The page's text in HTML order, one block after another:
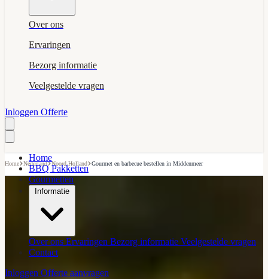
Over ons
Ervaringen
Bezorg informatie
Veelgestelde vragen
Inloggen Offerte
Home
BBQ Pakketten
Gourmetten
Informatie
Over ons Ervaringen Bezorg informatie Veelgestelde vragen
Contact
Inloggen Offerte aanvragen
Home›Nederland›Noord-Holland›Gourmet en barbecue bestellen in Middenmeer